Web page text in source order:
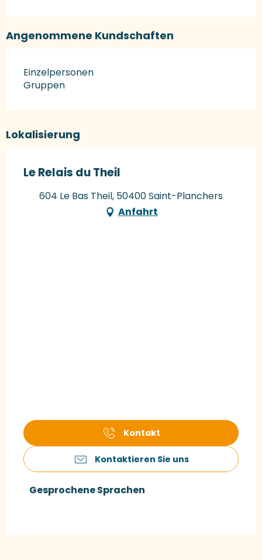
Angenommene Kundschaften
Einzelpersonen
Gruppen
Lokalisierung
Le Relais du Theil
604 Le Bas Theil, 50400 Saint-Planchers
Anfahrt
Kontakt
Kontaktieren Sie uns
Gesprochene Sprachen
Gesprochene Sprachen